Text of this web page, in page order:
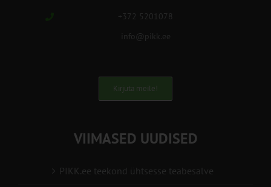
+372 5201078
info@pikk.ee
Kirjuta meile!
VIIMASED UUDISED
PIKK.ee teekond ühtsesse teabesalve